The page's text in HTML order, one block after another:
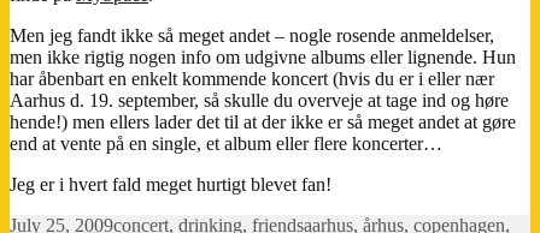
Men jeg fandt ikke så meget andet – nogle rosende anmeldelser,
men ikke rigtig nogen info om udgivne albums eller lignende. Hun
har åbenbart en enkelt kommende koncert (hvis du er i eller nær
Aarhus d. 19. september, så skulle du overveje at tage ind og høre
hende!) men ellers lader det til at der ikke er så meget andet at gøre
end at vente på en single, et album eller flere koncerter…
Jeg er i hvert fald meget hurtigt blevet fan!
Posted
July 25, 2009Categories
concert, drinking, friendsTags
aarhus, århus, copenhagen,